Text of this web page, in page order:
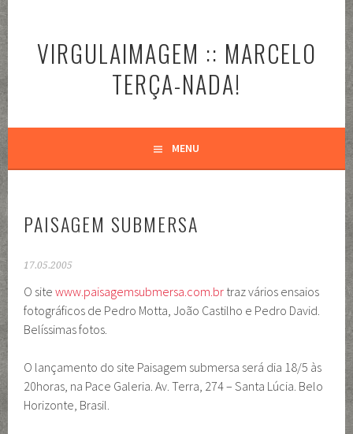
o
conteúdoVIRGULAIMAGEM :: MARCELO
TERÇA-NADA!
MENU
PAISAGEM SUBMERSA
17.05.2005
O sitewww.paisagemsubmersa.com.br traz vários ensaios
fotográficos de Pedro Motta, João Castilho e Pedro David.
Belíssimas fotos.
O lançamento do site Paisagem submersa será dia 18/5 às
20horas, na Pace Galeria. Av. Terra, 274 – Santa Lúcia. Belo
Horizonte, Brasil.